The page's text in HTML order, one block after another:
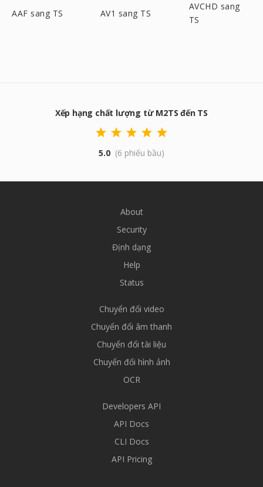
AAF sang TS AV1 sang TS
AVCHD sang
TS
Xếp hạng chất lượng từ M2TS đến TS
5.0 (6 phiếu bầu)
About
Security
Định dạng
Help
Status
Chuyển đổi video
Chuyển đổi âm thanh
Chuyển đổi tài liệu
Chuyển đổi hình ảnh
OCR
Developers API
API Docs
CLI Docs
API Pricing